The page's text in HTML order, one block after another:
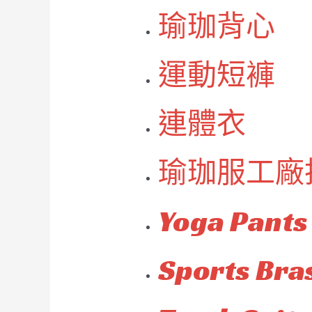
瑜珈背心
運動短褲
連體衣
瑜珈服工
Yoga Pants
Sports